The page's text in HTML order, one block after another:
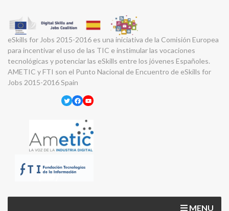
eSkills for Jobs 2015-2016 es una iniciativa de la Comisión Europea
para incentivar el uso de las TIC e instimular las vocaciones
tecnológicas y potenciar las eSkills entre los jóvenes Españoles.
AMETIC y FTI son el Punto Nacional de Encuentro de eSkills for
Jobs 2015-2016 Spain
Twitter
Facebook
YouTube
MENU